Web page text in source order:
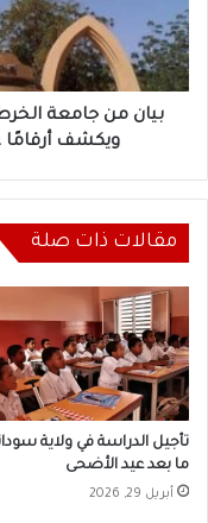
ملف
اتهامات
مثيرة
للجدل
ويكشف
الكاملة
بيان من جامعة
ويكشف أرقامًا
مقالات ذات صلة
تأجيل الدراسة في ولاية
ما بعد عيد الأضحى
أبريل 29, 2026